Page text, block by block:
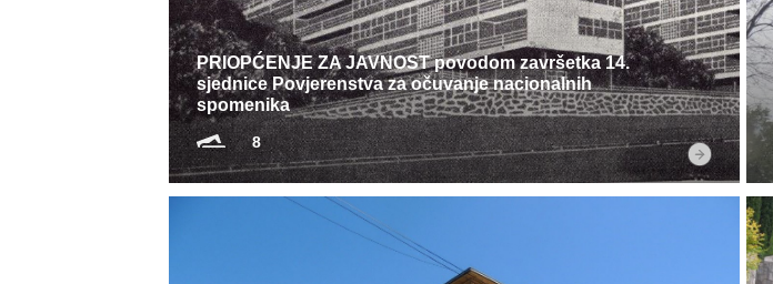
PRIOPĆENJE ZA JAVNOST povodom završetka 14.
sjednice Povjerenstva za očuvanje nacionalnih
spomenika
8